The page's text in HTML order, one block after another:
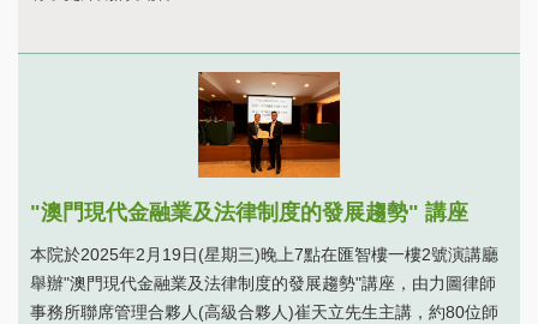
"澳門現代金融業及法律制度的發展趨勢" 講座
本院於2025年2月19日(星期三)晚上7點在匯智樓一樓2號演講廳
舉辦"澳門現代金融業及法律制度的發展趨勢"講座，由力圖律師
事務所聯席管理合夥人(高級合夥人)崔天立先生主講，約80位師